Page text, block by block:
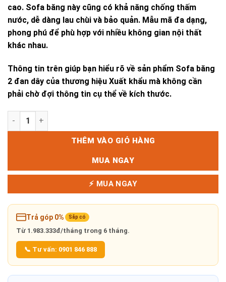
cao. Sofa băng này cũng có khả năng chống thấm
nước, dễ dàng lau chùi và bảo quản. Mẫu mã đa dạng,
phong phú để phù hợp với nhiều không gian nội thất
khác nhau.
Thông tin trên giúp bạn hiểu rõ về sản phẩm Sofa băng
2 đan dây của thương hiệu Xuất khẩu mà không cần
phải chờ đợi thông tin cụ thể về kích thước.
SOFA BĂNG 2 ĐAN DÂY số lượng
THÊM VÀO GIỎ HÀNG
MUA NGAY
⚡ MUA NGAY
Trả góp 0% Sắp có
Từ 1.983.333đ/tháng trong 6 tháng.
📞 Tư vấn: 0901 846 888